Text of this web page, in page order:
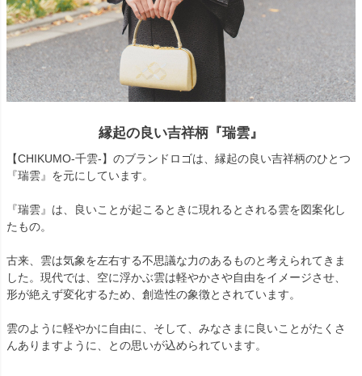
縁起の良い吉祥柄『瑞雲』
【CHIKUMO-千雲-】のブランドロゴは、縁起の良い吉祥柄のひとつ
『瑞雲』を元にしています。
『瑞雲』は、良いことが起こるときに現れるとされる雲を図案化し
たもの。
古来、雲は気象を左右する不思議な力のあるものと考えられてきま
した。現代では、空に浮かぶ雲は軽やかさや自由をイメージさせ、
形が絶えず変化するため、創造性の象徴とされています。
雲のように軽やかに自由に、そして、みなさまに良いことがたくさ
んありますように、との思いが込められています。